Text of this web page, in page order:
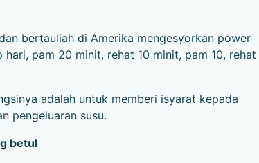
bertauliah di Amerika mengesyorkan power
pam 20 minit, rehat 10 minit, pam 10, rehat
adalah untuk memberi isyarat kepada
pengeluaran susu.
betul